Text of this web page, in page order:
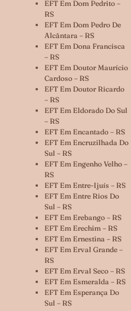
EFT Em Dom Pedrito –
RS
EFT Em Dom Pedro De
Alcântara – RS
EFT Em Dona Francisca
– RS
EFT Em Doutor Maurício
Cardoso – RS
EFT Em Doutor Ricardo
– RS
EFT Em Eldorado Do Sul
– RS
EFT Em Encantado – RS
EFT Em Encruzilhada Do
Sul – RS
EFT Em Engenho Velho –
RS
EFT Em Entre-Ijuís – RS
EFT Em Entre Rios Do
Sul – RS
EFT Em Erebango – RS
EFT Em Erechim – RS
EFT Em Ernestina – RS
EFT Em Erval Grande –
RS
EFT Em Erval Seco – RS
EFT Em Esmeralda – RS
EFT Em Esperança Do
Sul – RS